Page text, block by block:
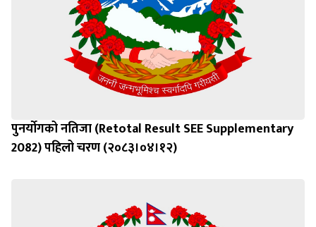
पुनर्याेगको नतिजा (Retotal Result SEE Supplementary
2082) पहिलो चरण (२०८३।०४।१२)